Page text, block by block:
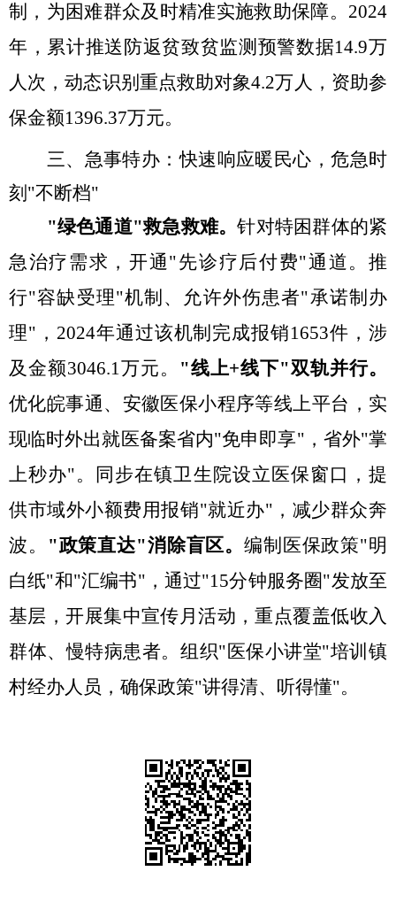
制，为困难群众及时精准实施救助保障。 2024
年 ，累计推送防返贫致贫监测预警数据14.9万
人次 ，动态识别重点救助对象4.2万人，资助参
保金额1396.37万元。
三、急事特办：快速响应暖民心，危急时
刻 "不断档"
"绿色通道"救急救难。针对特困群体的紧
急治疗需求，开通"先诊疗后付费"通道。推
行"容缺受理"机制、允许外伤患者"承诺制办
理"，2024年通过该机制完成报销1653件，涉
及金额3046.1万元。 "线上+线下"双轨并行。
优化皖事通、安徽医保小程序等线上平台，实
现临时外出就医备案省内"免申即享"，省外"掌
上秒办"。同步在镇卫生院设立医保窗口，提
供市域外小额费用报销"就近办"，减少群众奔
波。 "政策直达"消除盲区。编制医保政策"明
白纸"和"汇编书"，通过"15分钟服务圈"发放至
基层，开展集中宣传月活动，重点覆盖低收入
群体、慢特病患者。组织"医保小讲堂"培训镇
村经办人员，确保政策"讲得清、听得懂"。